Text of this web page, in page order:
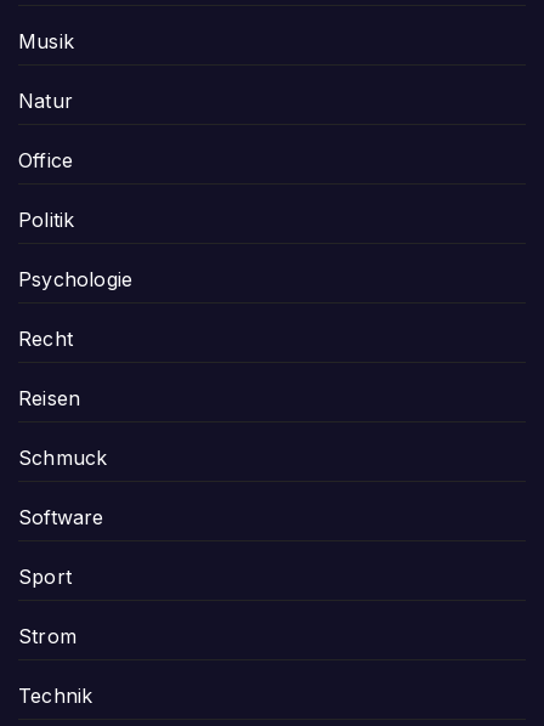
Musik
Natur
Office
Politik
Psychologie
Recht
Reisen
Schmuck
Software
Sport
Strom
Technik